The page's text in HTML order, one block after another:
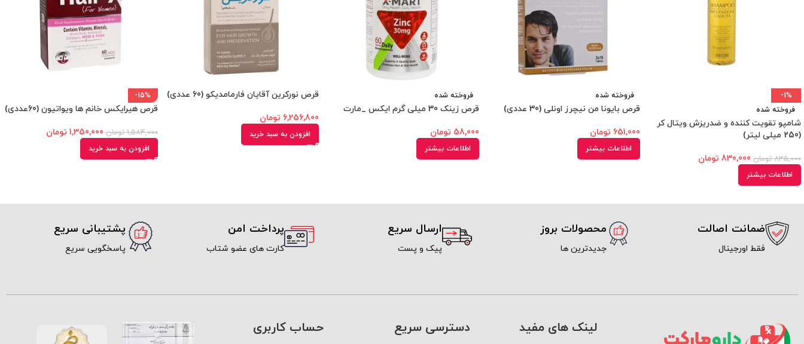
-1%
فروخته شده
شامپو تقویت کننده و ضدریزش ویتال کر
(250 میلی لیتر)
835,000 تومان 830,000 تومان
اطلاعات بیشتر
فروخته شده
قرص بایونا من نیچرز اونلی (30 عددی)
651,000 تومان
اطلاعات بیشتر
فروخته شده
قرص زینک 30 میلی گرم ایکس _مارت
58,000 تومان
اطلاعات بیشتر
قرص نورکرین آقایان فارمامدیکو (60 عددی)
6,256,800 تومان
افزودن به سبد خرید
-15%
قرص هیرایکس خانم ها ویواتیون (60عددی)
1,584,000 تومان 1,350,000 تومان
افزودن به سبد خرید
ضمانت اصالت
فقط اورجینال
محصولات بروز
جدیدترین ها
ارسال سریع
پیک و پست
پرداخت امن
کارت های عضو شتاب
پشتیبانی سریع
پاسخگویی سریع
لینک های مفید دسترسی سریع حساب کاربری